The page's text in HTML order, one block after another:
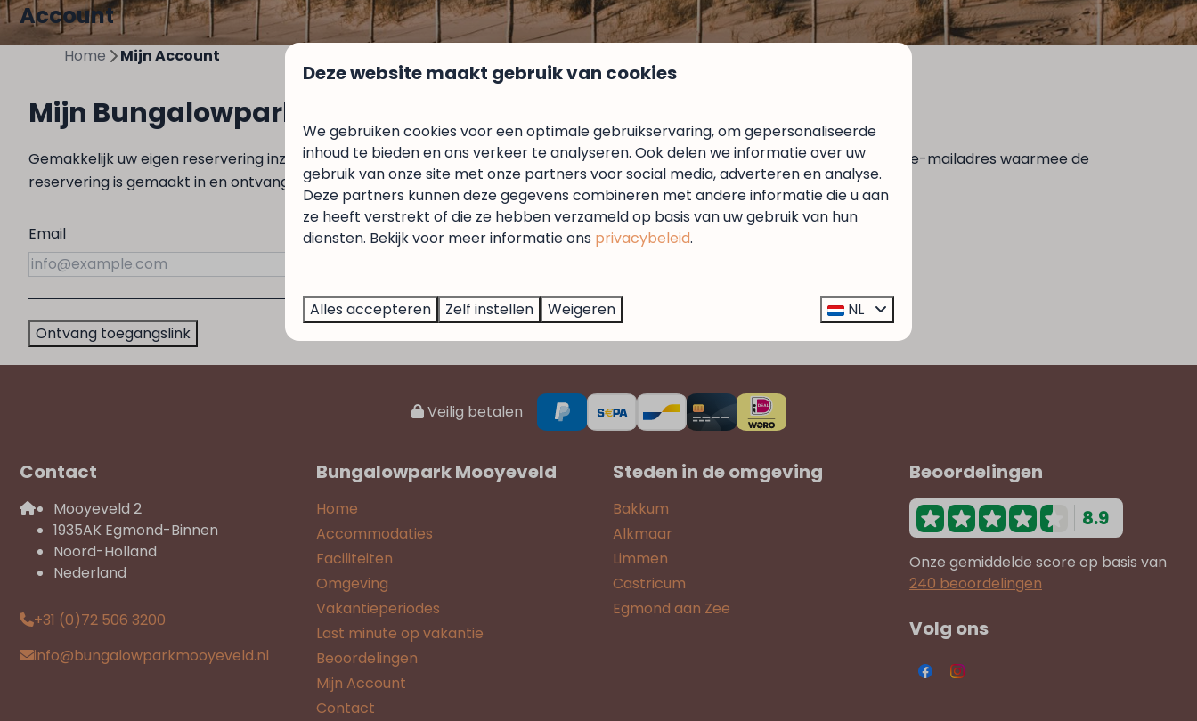
Account
Home Mijn Account
Mijn Bungalowpark Mooyeveld
Gemakkelijk uw eigen reservering inzien en upgraden? Log gemakkelijk in op 'Mijn Bungalowpark Mooyeveld'. Vul hieronder het e-mailadres waarmee de
reservering is gemaakt in en ontvang een directe link naar de online omgeving.
Email
Ontvang toegangslink
Veilig betalen
Contact
Mooyeveld 2
1935AK Egmond-Binnen
Noord-Holland
Nederland
+31 (0)72 506 3200
info@bungalowparkmooyeveld.nl
Bungalowpark Mooyeveld
Home
Accommodaties
Faciliteiten
Omgeving
Vakantieperiodes
Last minute op vakantie
Beoordelingen
Mijn Account
Contact
Steden in de omgeving
Bakkum
Alkmaar
Limmen
Castricum
Egmond aan Zee
Beoordelingen
8.9
Onze gemiddelde score op basis van
240 beoordelingen
Volg ons
Deze website maakt gebruik van cookies
We gebruiken cookies voor een optimale gebruikservaring, om gepersonaliseerde
inhoud te bieden en ons verkeer te analyseren. Ook delen we informatie over uw
gebruik van onze site met onze partners voor social media, adverteren en analyse.
Deze partners kunnen deze gegevens combineren met andere informatie die u aan
ze heeft verstrekt of die ze hebben verzameld op basis van uw gebruik van hun
diensten. Bekijk voor meer informatie ons privacybeleid.
Alles accepteren Zelf instellen Weigeren NL